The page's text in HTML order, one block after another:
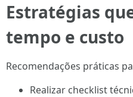
Estratégias
tempo e custo
Recomendações práticas
Realizar checklist